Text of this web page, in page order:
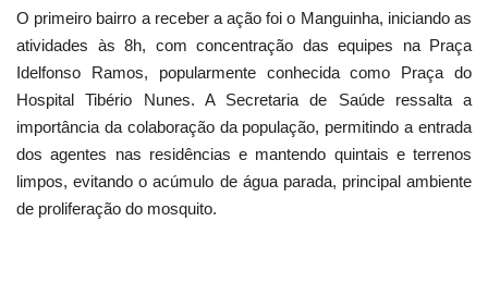
O primeiro bairro a receber a ação foi o Manguinha, iniciando as
atividades às 8h, com concentração das equipes na Praça
Idelfonso Ramos, popularmente conhecida como Praça do
Hospital Tibério Nunes. A Secretaria de Saúde ressalta a
importância da colaboração da população, permitindo a entrada
dos agentes nas residências e mantendo quintais e terrenos
limpos, evitando o acúmulo de água parada, principal ambiente
de proliferação do mosquito.